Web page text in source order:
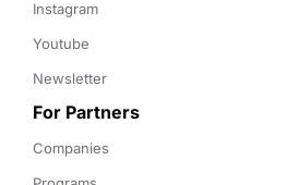
Instagram
Youtube
Newsletter
For Partners
Companies